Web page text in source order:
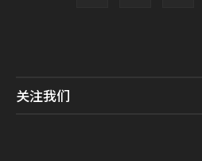
关注我们